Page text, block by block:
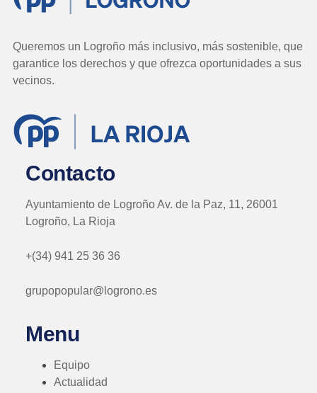
Queremos un Logroño más inclusivo, más sostenible, que
garantice los derechos y que ofrezca oportunidades a sus
vecinos.
Contacto
Ayuntamiento de Logroño Av. de la Paz, 11, 26001
Logroño, La Rioja
+(34) 941 25 36 36
grupopopular@logrono.es
Menu
Equipo
Actualidad